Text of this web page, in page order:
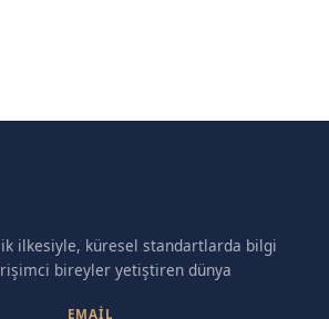
ilkesiyle, küresel standartlarda bilgi
bireyler yetiştiren dünya
EMAIL